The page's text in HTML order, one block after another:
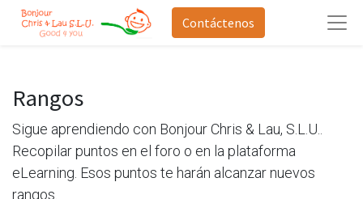
Contáctenos
Rangos
Sigue aprendiendo con Bonjour Chris & Lau, S.L.U..
Recopilar puntos en el foro o en la plataforma
eLearning. Esos puntos te harán alcanzar nuevos
rangos.